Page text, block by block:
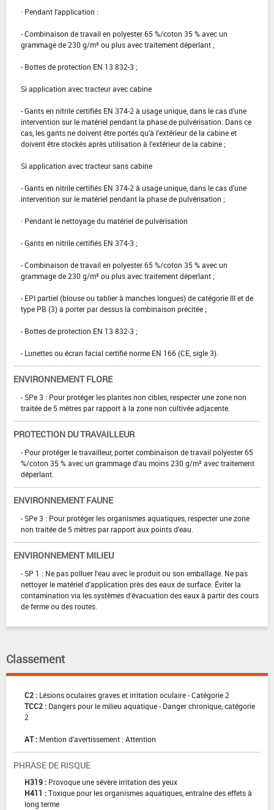
· Pendant l'application :
- Combinaison de travail en polyester 65 %/coton 35 % avec un
grammage de 230 g/m² ou plus avec traitement déperlant ;
- Bottes de protection EN 13 832-3 ;
Si application avec tracteur avec cabine
- Gants en nitrile certifiés EN 374-2 à usage unique, dans le cas d'une
intervention sur le matériel pendant la phase de pulvérisation. Dans ce
cas, les gants ne doivent être portés qu'à l'extérieur de la cabine et
doivent être stockés après utilisation à l'extérieur de la cabine ;
Si application avec tracteur sans cabine
- Gants en nitrile certifiés EN 374-2 à usage unique, dans le cas d'une
intervention sur le matériel pendant la phase de pulvérisation ;
· Pendant le nettoyage du matériel de pulvérisation
- Gants en nitrile certifiés EN 374-3 ;
- Combinaison de travail en polyester 65 %/coton 35 % avec un
grammage de 230 g/m² ou plus avec traitement déperlant ;
- EPI partiel (blouse ou tablier à manches longues) de catégorie III et de
type PB (3) à porter par dessus la combinaison précitée ;
- Bottes de protection EN 13 832-3 ;
- Lunettes ou écran facial certifié norme EN 166 (CE, sigle 3).
ENVIRONNEMENT FLORE
- SPe 3 : Pour protéger les plantes non cibles, respecter une zone non
traitée de 5 mètres par rapport à la zone non cultivée adjacente.
PROTECTION DU TRAVAILLEUR
- Pour protéger le travailleur, porter combinaison de travail polyester 65
%/coton 35 % avec un grammage d'au moins 230 g/m² avec traitement
déperlant.
ENVIRONNEMENT FAUNE
- SPe 3 : Pour protéger les organismes aquatiques, respecter une zone
non traitée de 5 mètres par rapport aux points d'eau.
ENVIRONNEMENT MILIEU
- SP 1 : Ne pas polluer l'eau avec le produit ou son emballage. Ne pas
nettoyer le matériel d'application près des eaux de surface. Éviter la
contamination via les systèmes d'évacuation des eaux à partir des cours
de ferme ou des routes.
Classement
C2 : Lésions oculaires graves et irritation oculaire - Catégorie 2
TCC2 : Dangers pour le milieu aquatique - Danger chronique, catégorie
2
AT : Mention d'avertissement : Attention
PHRASE DE RISQUE
H319 : Provoque une sévère irritation des yeux
H411 :Toxique pour les organismes aquatiques, entraîne des effets à
long terme